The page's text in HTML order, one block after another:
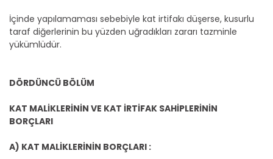
İçinde yapılamaması sebebiyle kat irtifakı düşerse, kusurlu
taraf diğerlerinin bu yüzden uğradıkları zararı tazminle
yükümlüdür.
DÖRDÜNCÜ BÖLÜM
KAT MALİKLERİNİN VE KAT İRTİFAK SAHİPLERİNİN
BORÇLARI
A) KAT MALİKLERİNİN BORÇLARI :